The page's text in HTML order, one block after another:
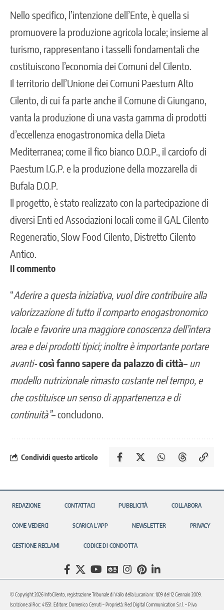
Nello specifico, l’intenzione dell’Ente, è quella si
promuovere la produzione agricola locale; insieme al
turismo, rappresentano i tasselli fondamentali che
costituiscono l’economia dei Comuni del Cilento.
Il territorio dell’Unione dei Comuni Paestum Alto
Cilento, di cui fa parte anche il Comune di Giungano,
vanta la produzione di una vasta gamma di prodotti
d’eccellenza enogastronomica della Dieta
Mediterranea; come il fico bianco D.O.P., il carciofo di
Paestum I.G.P. e la produzione della mozzarella di
Bufala D.O.P.
Il progetto, è stato realizzato con la partecipazione di
diversi Enti ed Associazioni locali come il GAL Cilento
Regeneratio, Slow Food Cilento, Distretto Cilento
Antico.
Il commento
“Aderire a questa iniziativa, vuol dire contribuire alla
valorizzazione di tutto il comparto enogastronomico
locale e favorire una maggiore conoscenza dell’intera
area e dei prodotti tipici; inoltre è importante portare
avanti-così fanno sapere da palazzo di città– un
modello nutrizionale rimasto costante nel tempo, e
che costituisce un senso di appartenenza e di
continuità”– concludono.
Condividi questo articolo
REDAZIONE CONTATTACI PUBBLICITÀ COLLABORA
COME VEDERCI SCARICA L’APP NEWSLETTER PRIVACY
GESTIONE RECLAMI CODICE DI CONDOTTA
© Copyright 2026 InfoCilento, registrazione Tribunale di Vallo della Lucania nr. 1/09 del 12 Gennaio 2009.
Iscrizione al Roc: 41551. Editore: Domenico Cerruti – Proprietà: Red Digital Communication S.r.l. – P.iva